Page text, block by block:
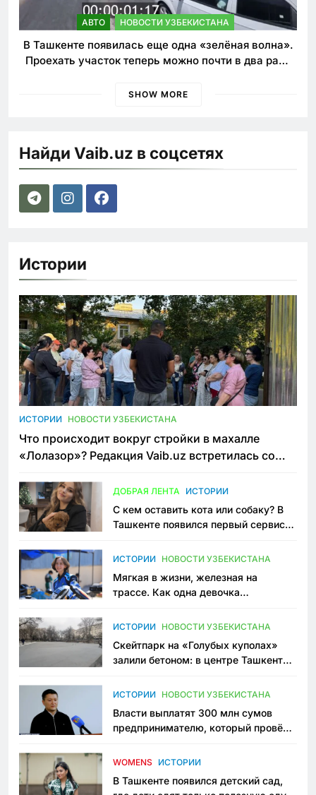
АВТО НОВОСТИ УЗБЕКИСТАНА
В Ташкенте появилась еще одна «зелёная волна».
Проехать участок теперь можно почти в два раза
SHOW MORE
Найди Vaib.uz в соцсетях
Истории
ИСТОРИИ НОВОСТИ УЗБЕКИСТАНА
Что происходит вокруг стройки в махалле
«Лолазор»? Редакция Vaib.uz встретилась со
ДОБРАЯ ЛЕНТА ИСТОРИИ
С кем оставить кота или собаку? В
Ташкенте появился первый сервис
ИСТОРИИ НОВОСТИ УЗБЕКИСТАНА
Мягкая в жизни, железная на
трассе. Как одна девочка
Узбекистане
ИСТОРИИ НОВОСТИ УЗБЕКИСТАНА
Скейтпарк на «Голубых куполах»
залили бетоном: в центре Ташкента
пространство
ИСТОРИИ НОВОСТИ УЗБЕКИСТАНА
Власти выплатят 300 млн сумов
предпринимателю, который провёл
приговору
WOMENS ИСТОРИИ
В Ташкенте появился детский сад,